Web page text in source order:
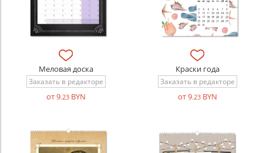
Меловая доска
Заказать в редакторе
от 9.23BYN
Краски года
Заказать в редакторе
от 9.23BYN